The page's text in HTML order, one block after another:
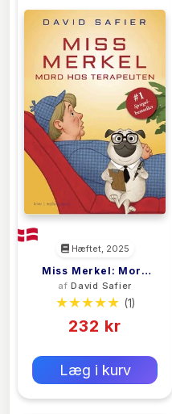
Hæftet, 2025
Miss Merkel: Mord
Hos Terapeuten
afDavid Safier
(1)
232 kr
Læg i kurv